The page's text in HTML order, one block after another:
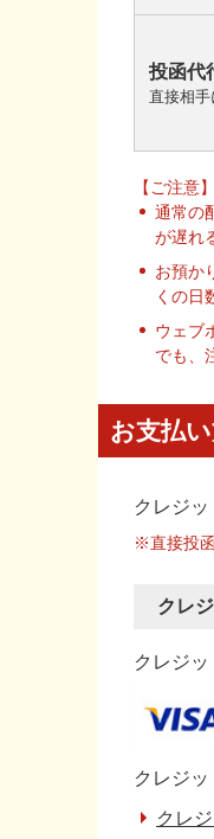
投函代
直接相手
【ご注意】
通常の
が遅れ
お預か
くの日
ウェブ
でも、
お支払
クレジ
※直接投
クレ
クレジ
クレジ
クレ